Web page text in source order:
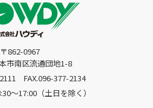
〒862-0967
市南区流通団地1-8
FAX.096-377-2134
〜17:00（土日を除く）